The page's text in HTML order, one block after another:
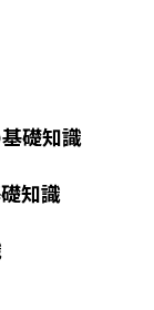
礎知識
知識